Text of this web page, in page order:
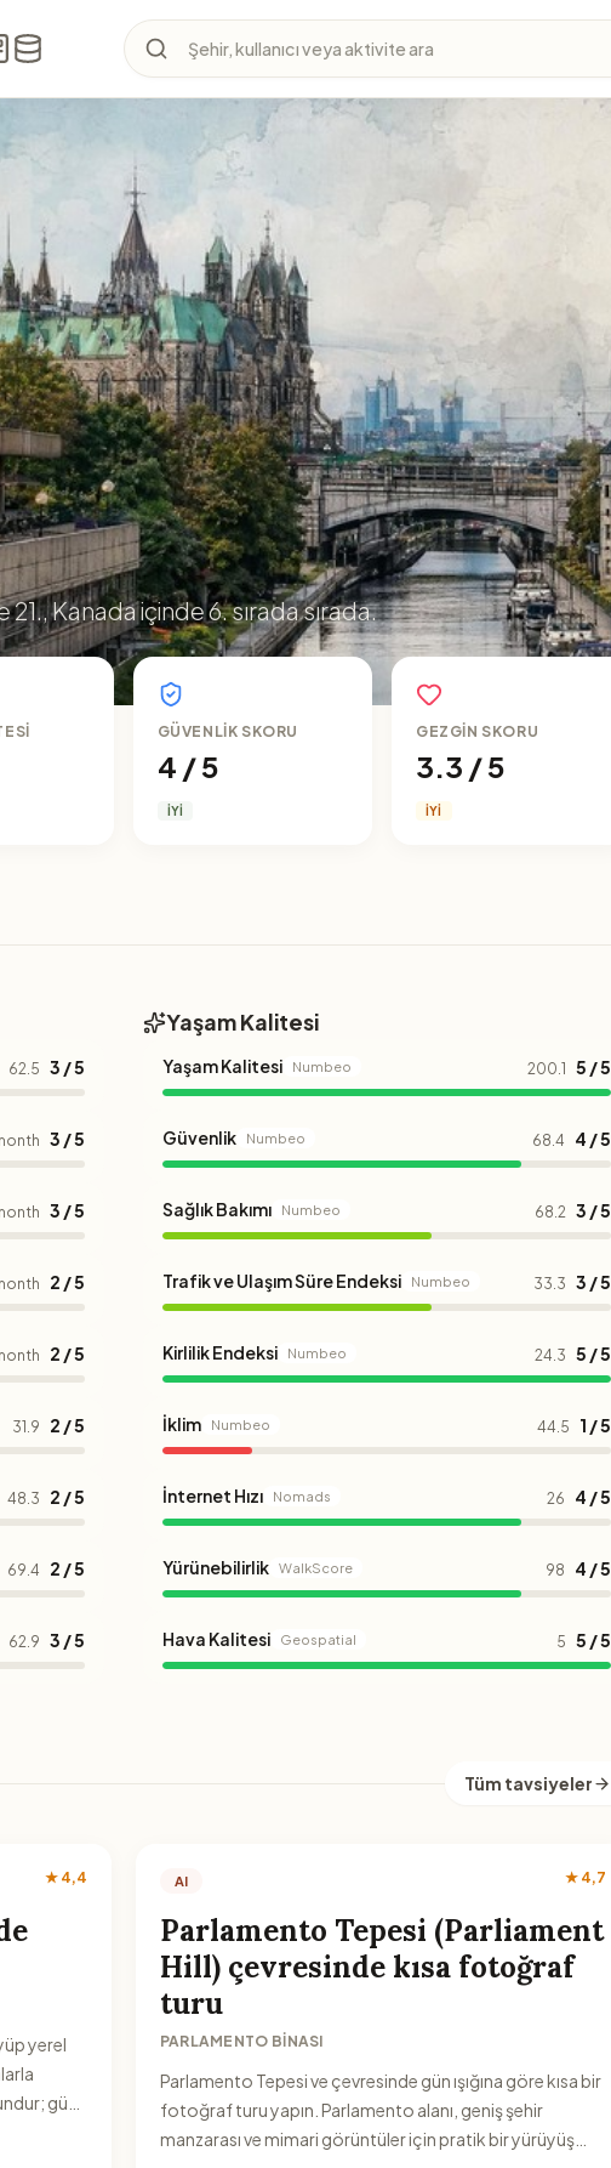
Şehir, kullanıcı veya aktivite ara
Kanada içinde 6. sırada sırada.
GÜVENLIK SKORU
4 / 5
İYI
GEZGIN SKORU
3.3 / 5
İYI
62.5 3 / 5
3 / 5
3 / 5
2 / 5
2 / 5
31.9 2 / 5
48.3 2 / 5
69.4 2 / 5
62.9 3 / 5
Yaşam Kalitesi
Yaşam Kalitesi Numbeo 200.1 5 / 5
Güvenlik Numbeo 68.4 4 / 5
Sağlık Bakımı Numbeo 68.2 3 / 5
Trafik ve Ulaşım Süre Endeksi Numbeo 33.3 3 / 5
Kirlilik Endeksi Numbeo 24.3 5 / 5
İklim Numbeo 44.5 1 / 5
İnternet Hızı Nomads 26 4 / 5
Yürünebilirlik WalkScore 98 4 / 5
Hava Kalitesi Geospatial 5 5 / 5
Tüm tavsiyeler
★ 4,4
yerel
gün
AI ★ 4,7
Parlamento Tepesi (Parliament
Hill) çevresinde kısa fotoğraf
turu
PARLAMENTO BINASI
Parlamento Tepesi ve çevresinde gün ışığına göre kısa bir
fotoğraf turu yapın. Parlamento alanı, geniş şehir
manzarası ve mimari görüntüler için pratik bir yürüyüş